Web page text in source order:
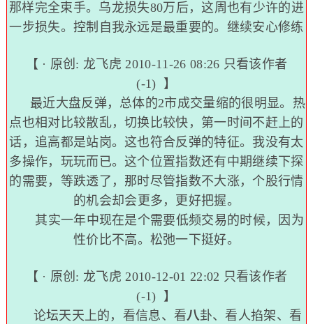
那样完全束手。乌龙损失80万后，这周也有少许的进
一步损失。控制自我永远是最重要的。继续安心修练
【 · 原创: 龙飞虎 2010-11-26 08:26 只看该作者
(-1) 】
最近大盘反弹，总体的2市成交量缩的很明显。热
点也相对比较散乱，切换比较快，第一时间不赶上的
话，追高都是站岗。这也符合反弹的特征。我没有太
多操作，玩玩而已。这个位置指数还有中期继续下探
的需要，等跌透了，那时尽管指数不大涨，个股行情
的机会却会更多，更好把握。
其实一年中现在是个需要低频交易的时候，因为
性价比不高。松弛一下挺好。
【 · 原创: 龙飞虎 2010-12-01 22:02 只看该作者
(-1) 】
论坛天天上的，看信息、看八卦、看人掐架、看